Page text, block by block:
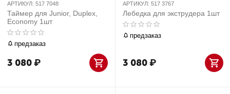
АРТИКУЛ: 517 7048
Таймер для Junior, Duplex,
Economy 1шт
предзаказ
3 080₽
АРТИКУЛ: 517 3767
Лебедка для экструдера 1шт
предзаказ
3 080₽